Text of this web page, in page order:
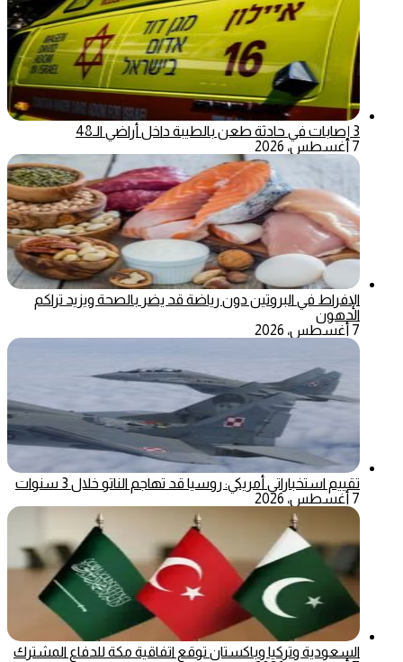
3 إصابات في حادثة طعن بالطيبة داخل أراضي الـ48
7 أغسطس، 2026
الإفراط في البروتين دون رياضة قد يضر بالصحة ويزيد تراكم
الدهون
7 أغسطس، 2026
تقييم استخباراتي أمريكي: روسيا قد تهاجم الناتو خلال 3 سنوات
7 أغسطس، 2026
السعودية وتركيا وباكستان توقع اتفاقية مكة للدفاع المشترك